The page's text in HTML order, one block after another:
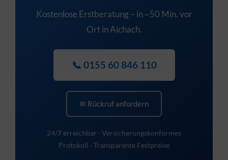
Kostenlose Erstberatung – in ~50 Min. vor
Ort in Aichach.
📞 0155 60 846 110
✉ Rückruf anfordern
24/7 erreichbar · Versicherungskonformes
Protokoll · Transparente Festpreise